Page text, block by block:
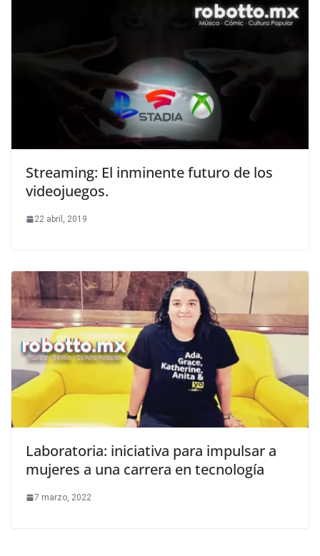
Streaming: El inminente futuro de los
videojuegos.
22 abril, 2019
Laboratoria: iniciativa para impulsar a
mujeres a una carrera en tecnología
7 marzo, 2022